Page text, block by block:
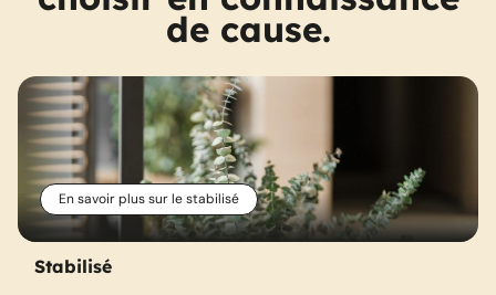
de cause.
En savoir plus sur le stabilisé
Stabilisé